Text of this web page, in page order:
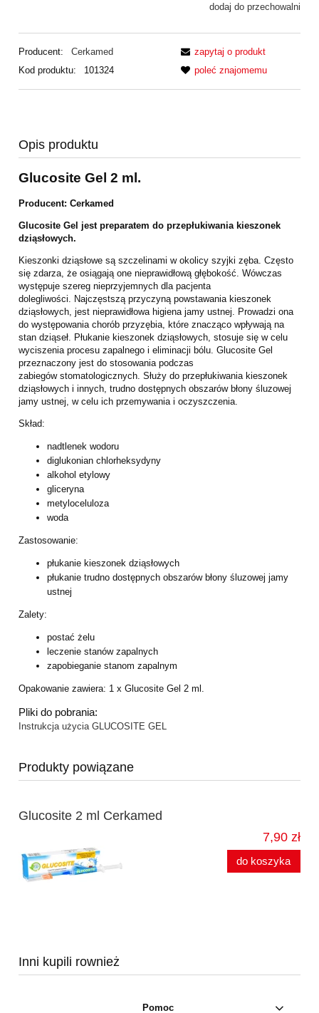
dodaj do przechowalni
Producent:
Cerkamed
Kod produktu:
101324
zapytaj o produkt
poleć znajomemu
Opis produktu
Glucosite Gel 2 ml.
Producent: Cerkamed
Glucosite Gel jest preparatem do przepłukiwania kieszonek
dziąsłowych.
Kieszonki dziąsłowe są szczelinami w okolicy szyjki zęba. Często
się zdarza, że osiągają one nieprawidłową głębokość. Wówczas
występuje szereg nieprzyjemnych dla pacjenta
dolegliwości. Najczęstszą przyczyną powstawania kieszonek
dziąsłowych, jest nieprawidłowa higiena jamy ustnej. Prowadzi ona
do występowania chorób przyzębia, które znacząco wpływają na
stan dziąseł. Płukanie kieszonek dziąsłowych, stosuje się w celu
wyciszenia procesu zapalnego i eliminacji bólu. Glucosite Gel
przeznaczony jest do stosowania podczas
zabiegów stomatologicznych. Służy do przepłukiwania kieszonek
dziąsłowych i innych, trudno dostępnych obszarów błony śluzowej
jamy ustnej, w celu ich przemywania i oczyszczenia.
Skład:
nadtlenek wodoru
diglukonian chlorheksydyny
alkohol etylowy
gliceryna
metyloceluloza
woda
Zastosowanie:
płukanie kieszonek dziąsłowych
płukanie trudno dostępnych obszarów błony śluzowej jamy
ustnej
Zalety:
postać żelu
leczenie stanów zapalnych
zapobieganie stanom zapalnym
Opakowanie zawiera: 1 x Glucosite Gel 2 ml.
Pliki do pobrania:
Instrukcja użycia GLUCOSITE GEL
Produkty powiązane
Glucosite 2 ml Cerkamed
7,90 zł
do koszyka
Inni kupili rownież
Pomoc